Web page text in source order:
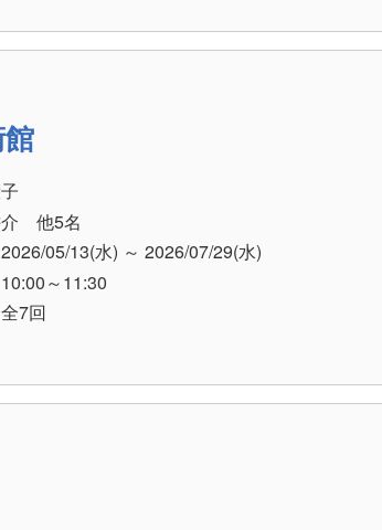
介 他5名
05/13(水) ～ 2026/07/29(水)
～11:30
7回